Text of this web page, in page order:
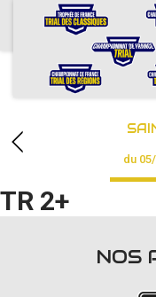
ACCUEIL
CALENDRIER
RÉSULTATS
PHOTOS /
PARTENAIRES
du
TR 2+
NOS